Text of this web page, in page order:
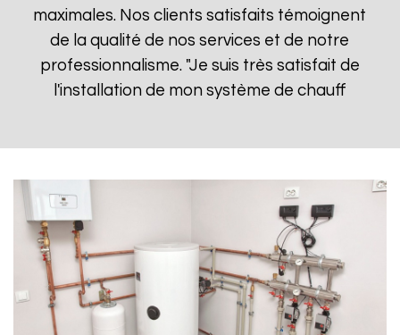
maximales. Nos clients satisfaits témoignent
de la qualité de nos services et de notre
professionnalisme. "Je suis très satisfait de
l'installation de mon système de chauff